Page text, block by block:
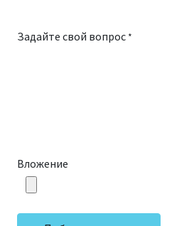
Задайте свой вопрос *
Вложение